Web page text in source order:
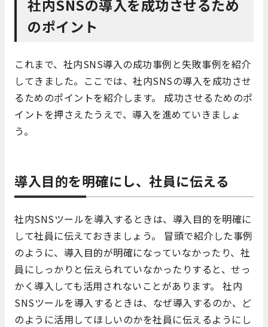
社内SNSの導入を成功させるため
のポイント
これまで、社内SNS導入の成功事例と失敗事例を紹介
してきました。ここでは、社内SNSの導入を成功させ
るためのポイントを紹介します。 成功させるためのポ
イントを押さえたうえで、導入を進めていきましょ
う。
導入目的を明確にし、社員に伝える
社内SNSツールを導入するときは、導入目的を明確に
して社員に伝えておきましょう。 冒頭で紹介した事例
のように、導入目的が明確になっていなかったり、社
員にしっかりと伝えられていなかったりすると、せっ
かく導入しても活用されないことがあります。 社内
SNSツールを導入するときは、なぜ導入するのか、ど
のように活用してほしいのかを社員に伝えるようにし